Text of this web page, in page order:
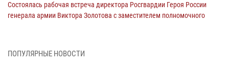
Состоялась рабочая встреча директора Росгвардии Героя России
генерала армии Виктора Золотова с заместителем полномочного
31 июля 2026, 05:42 4
ПОПУЛЯРНЫЕ НОВОСТИ